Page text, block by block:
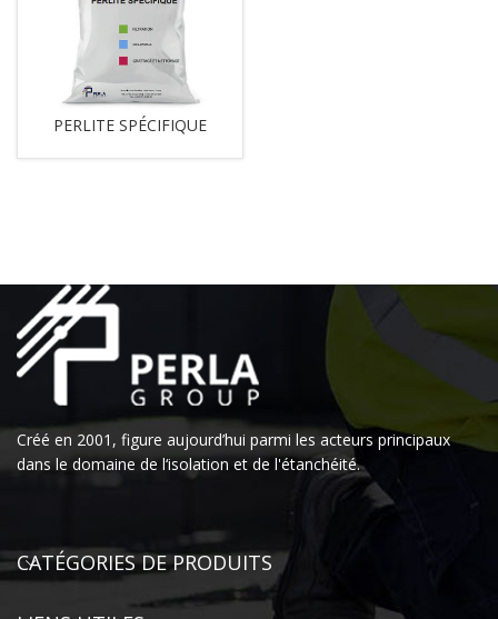
PERLITE SPÉCIFIQUE
Créé en 2001, figure aujourd’hui parmi les acteurs principaux
dans le domaine de l‘isolation et de l'étanchéité.
CATÉGORIES DE PRODUITS